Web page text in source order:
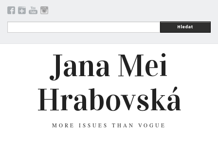
Hledat
Jana Mei
Hrabovská
MORE ISSUES THAN VOGUE